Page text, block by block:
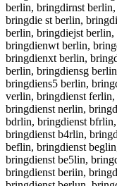
berlin, bringdirnst
bringdie st berlin,
berlin, bringdiejst
bringdienwt berlin,
bringdienxt berlin,
berlin, bringdiensg
bringdiens5 berlin,
verlin, bringdienst
bringdienst nerlin,
bdrlin, bringdienst
bringdienst b4rlin,
beflin, bringdienst
bringdienst be5lin,
bringdienst beriin,